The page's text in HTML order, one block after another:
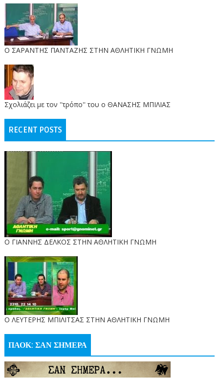
O ΣΑΡΑΝΤΗΣ ΠΑΝΤΑΖΗΣ ΣΤΗΝ ΑΘΛΗΤΙΚΗ ΓΝΩΜΗ
Σχολιάζει με τον ''τρόπο'' του ο ΘΑΝΑΣΗΣ ΜΠΙΛΙΑΣ
RECENT POSTS
Ο ΓΙΑΝΝΗΣ ΔΕΛΚΟΣ ΣΤΗΝ ΑΘΛΗΤΙΚΗ ΓΝΩΜΗ
O ΛΕΥΤΕΡΗΣ ΜΠΙΛΙΤΣΑΣ ΣΤΗΝ ΑΘΛΗΤΙΚΗ ΓΝΩΜΗ
ΠΑΟΚ: ΣΑΝ ΣΗΜΕΡΑ